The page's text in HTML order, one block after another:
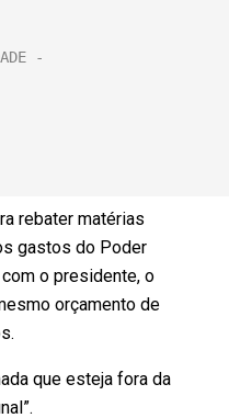
rebater matérias
gastos do Poder
o presidente, o
orçamento de
que esteja fora da